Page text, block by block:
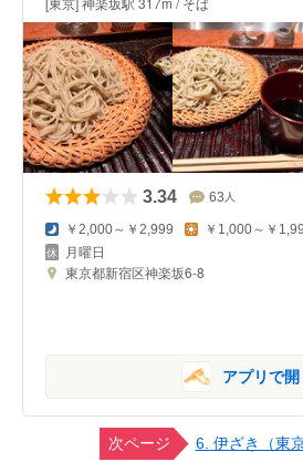
3.34 63 人
￥2,000～￥2,999 ￥1,000～￥
月曜日
東京都新宿区神楽坂6-8
アプリで開
次ページ 6. 伊ざき（東